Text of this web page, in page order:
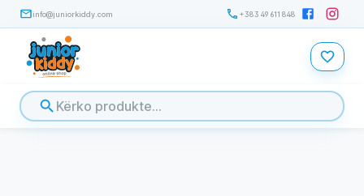
info@juniorkiddy.com +383 49 611 848